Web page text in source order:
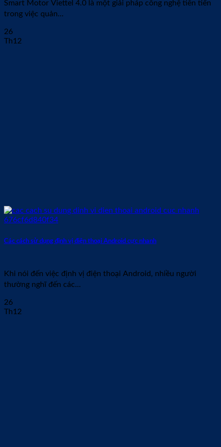
Smart Motor Viettel 4.0 là một giải pháp công nghệ tiên tiến
trong việc quản...
26
Th12
Các cách sử dụng định vị điện thoại Android cực nhanh
Khi nói đến việc định vị điện thoại Android, nhiều người
thường nghĩ đến các...
26
Th12